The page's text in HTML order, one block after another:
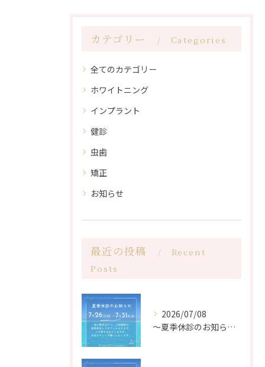
カテゴリー Categories
全てのカテゴリー
ホワイトニング
インプラント
健診
虫歯
矯正
お知らせ
最近の投稿
Recent
Posts
2026/07/08
〜夏季休診のお知らせ〜